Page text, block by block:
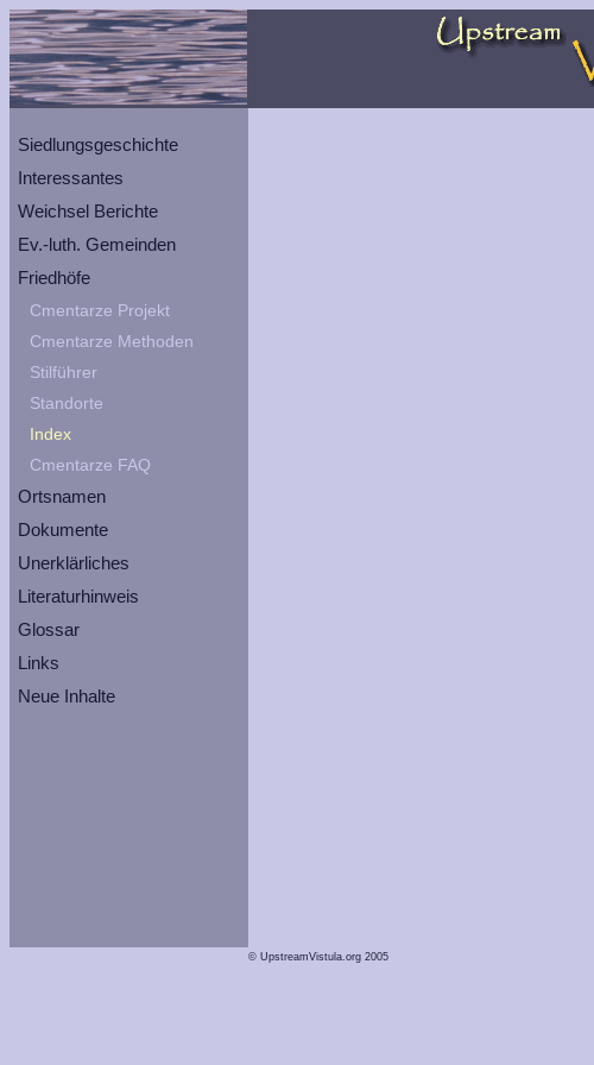
Siedlungsgeschichte
Interessantes
Weichsel Berichte
Ev.-luth. Gemeinden
Friedhöfe
Cmentarze Projekt
Cmentarze Methoden
Stilführer
Standorte
Index
Cmentarze FAQ
Ortsnamen
Dokumente
Unerklärliches
Literaturhinweis
Glossar
Links
Neue Inhalte
© UpstreamVistula.org 2005